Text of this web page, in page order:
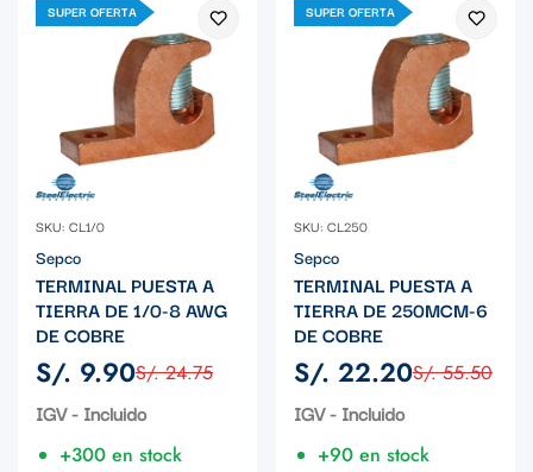
SUPER OFERTA
SKU: CL1/0
Sepco
TERMINAL PUESTA A
TIERRA DE 1/0-8 AWG
DE COBRE
Precio
de
S/. 9.90
Precio
regular
S/. 24.75
IGV - Incluido
+300 en stock
SUPER OFERTA
SKU: CL250
Sepco
TERMINAL PUESTA A
TIERRA DE 250MCM-6
DE COBRE
Precio
de
S/. 22.20
Precio
regular
S/. 55.50
IGV - Incluido
+90 en stock